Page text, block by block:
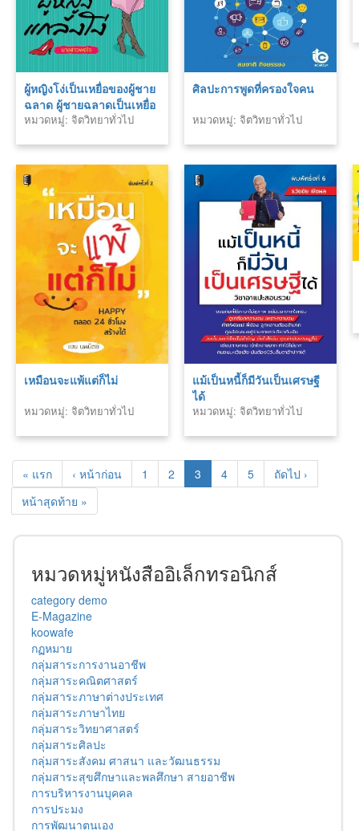
ผู้หญิงโง่เป็นเหยื่อของผู้ชาย
ฉลาด ผู้ชายฉลาดเป็นเหยื่อ
ของผู้หญิงแกล้งโง่
หมวดหมู่: จิตวิทยาทั่วไป
ศิลปะการพูดที่ครองใจคน
หมวดหมู่: จิตวิทยาทั่วไป
เหมือนจะแพ้แต่ก็ไม่
หมวดหมู่: จิตวิทยาทั่วไป
แม้เป็นหนี้ก็มีวันเป็นเศรษฐี
ได้
หมวดหมู่: จิตวิทยาทั่วไป
« แรก ‹ หน้าก่อน 1 2 3 4 5
ถัดไป ›
หน้าสุดท้าย »
หมวดหมู่หนังสืออิเล็กทรอนิกส์
category demo
E-Magazine
koowafe
กฏหมาย
กลุ่มสาระการงานอาชีพ
กลุ่มสาระคณิตศาสตร์
กลุ่มสาระภาษาต่างประเทศ
กลุ่มสาระภาษาไทย
กลุ่มสาระวิทยาศาสตร์
กลุ่มสาระศิลปะ
กลุ่มสาระสังคม ศาสนา และวัฒนธรรม
กลุ่มสาระสุขศึกษาและพลศึกษา สายอาชีพ
การบริหารงานบุคคล
การประมง
การพัฒนาตนเอง